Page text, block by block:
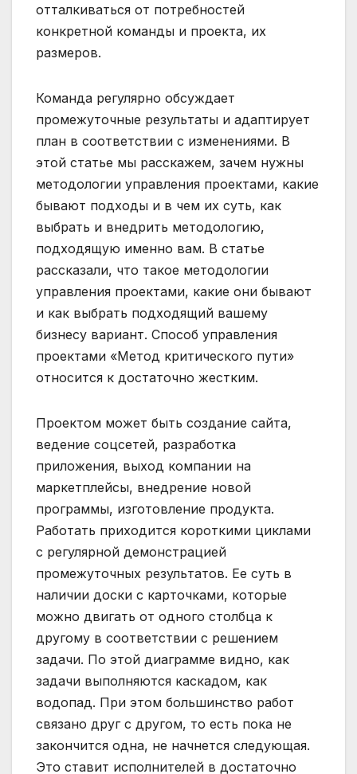
отталкиваться от потребностей
конкретной команды и проекта, их
размеров.
Команда регулярно обсуждает
промежуточные результаты и адаптирует
план в соответствии с изменениями. В
этой статье мы расскажем, зачем нужны
методологии управления проектами, какие
бывают подходы и в чем их суть, как
выбрать и внедрить методологию,
подходящую именно вам. В статье
рассказали, что такое методологии
управления проектами, какие они бывают
и как выбрать подходящий вашему
бизнесу вариант. Способ управления
проектами «Метод критического пути»
относится к достаточно жестким.
Проектом может быть создание сайта,
ведение соцсетей, разработка
приложения, выход компании на
маркетплейсы, внедрение новой
программы, изготовление продукта.
Работать приходится короткими циклами
с регулярной демонстрацией
промежуточных результатов. Ее суть в
наличии доски с карточками, которые
можно двигать от одного столбца к
другому в соответствии с решением
задачи. По этой диаграмме видно, как
задачи выполняются каскадом, как
водопад. При этом большинство работ
связано друг с другом, то есть пока не
закончится одна, не начнется следующая.
Это ставит исполнителей в достаточно